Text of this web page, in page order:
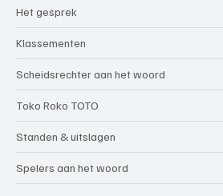
Het gesprek
Klassementen
Scheidsrechter aan het woord
Toko Roko TOTO
Standen & uitslagen
Spelers aan het woord